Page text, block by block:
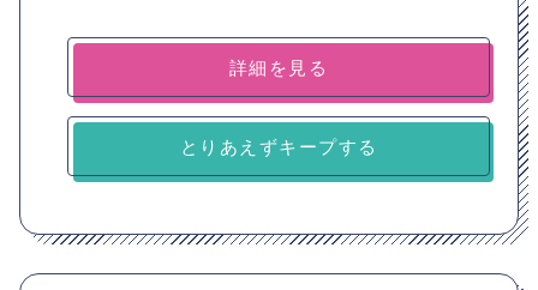
詳細を見る
とりあえずキープする